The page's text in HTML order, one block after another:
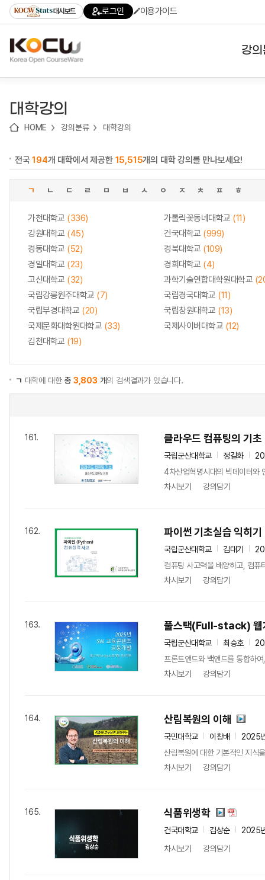
기
기
기
content)
가
대시보드 로그인 이용가이드
강
대학강의
HOME 강의분류 대학강의
전국194개 대학에서 제공한 15,515개의 대학 강의를 만나보세요!
ㄱ ㄴ ㄷ ㄹ ㅁ ㅂ ㅅ ㅇ ㅈ ㅊ ㅍ ㅎ
가천대학교 (336) 가톨릭꽃동네대학교 (11)
강원대학교 (45) 건국대학교 (999)
경동대학교 (52) 경북대학교 (109)
경일대학교 (23) 경희대학교 (4)
고신대학교 (32) 과학기술연합대학원대학교
국립강릉원주대학교 (7) 국립경국대학교 (11)
국립부경대학교 (20) 국립창원대학교 (13)
국제문화대학원대학교 (33) 국제사이버대학교 (12)
김천대학교 (19)
ㄱ 대학에 대한총 3,803 개의 검색결과가 있습니다.
161. 클라우드 컴퓨팅의 기초
국립군산대학교 정길화
4차산업혁명시대의 빅데이터와
차시보기
강의담기
162. 파이썬 기초실습 익히기
국립군산대학교 김대기
컴퓨팅 사고력을 배양하고, 컴퓨
차시보기
강의담기
163. 풀스택(Full-stack) 웹
국립군산대학교 최승호
프론트앤드와 백앤드를 통합하
차시보기
강의담기
164. 산림복원의 이해
국민대학교 이창배
2025
산림복원에 대한 기본적인 지식
차시보기
강의담기
165. 식품위생학
건국대학교 김상순
2025
차시보기
강의담기